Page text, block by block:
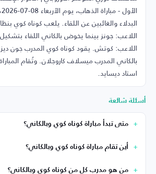
اللاعب: كوتش. يقود كوناه كوي المدرب جون
بالكاني المدرب ميسلاف كاروجلان. وتُقام
استاد ديسايد.
أسئلة شائعة
متى تبدأ مباراة كوناه كوي وبالكاني؟
أين تقام مباراة كوناه كوي وبالكاني؟
من هو مدرب كل من كوناه كوي وبالكاني؟